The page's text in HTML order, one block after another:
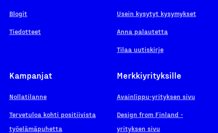
Blogit
Tiedotteet
Usein kysytyt kysymykset
Anna palautetta
Tilaa uutiskirje
Kampanjat
Nollatilanne
Tervetuloa kohti positiivista
työelämäpuhetta
Merkkiyrityksille
Avainlippu-yrityksen sivu
Design from Finland -
yrityksen sivu